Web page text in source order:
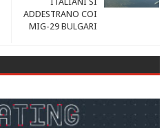
ADDESTRANO COI
MIG-29 BULGARI